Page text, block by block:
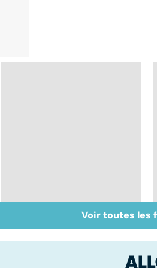
Sexualité, infertilité
et PMA, des liens
Voir toutes les